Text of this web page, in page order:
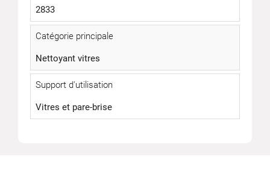
2833
Catégorie principale
Nettoyant vitres
Support d'utilisation
Vitres et pare-brise